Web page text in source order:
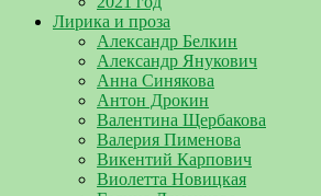
Лирика и проза
Александр Белкин
Александр Янукович
Анна Синякова
Антон Дрокин
Валентина Щербакова
Валерия Пименова
Викентий Карпович
Виолетта Новицкая